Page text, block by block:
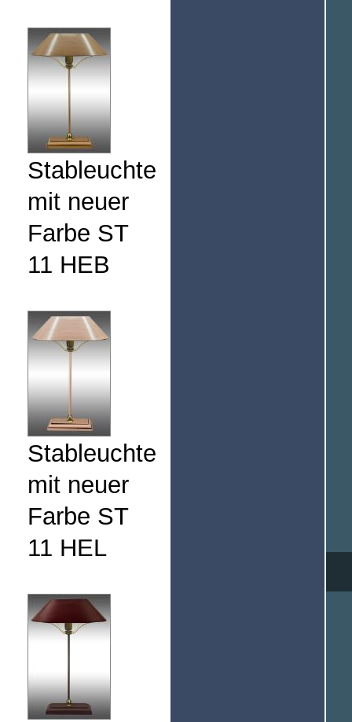
Stableuchte
mit neuer
Farbe ST
11 HEB
Stableuchte
mit neuer
Farbe ST
11 HEL